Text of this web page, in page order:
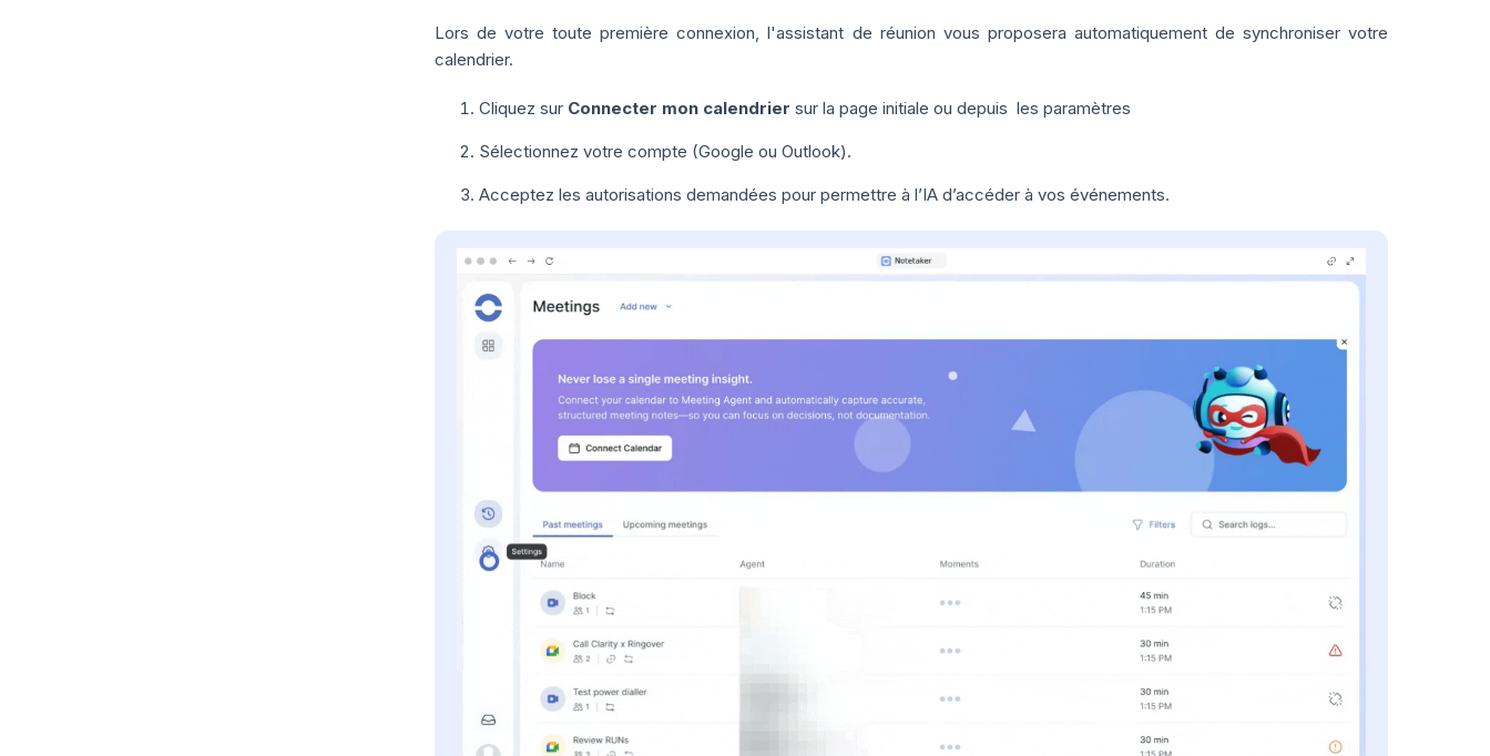
Lors de votre toute première connexion, l'assistant de réunion vous proposera automatiquement de synchroniser votre
calendrier.
Cliquez sur Connecter mon calendrier sur la page initiale ou depuis les paramètres
Sélectionnez votre compte (Google ou Outlook).
Acceptez les autorisations demandées pour permettre à l’IA d’accéder à vos événements.